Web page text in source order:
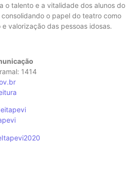
o talento e a vitalidade dos alunos do
o papel do teatro como
valorização das pessoas idosas.
1414